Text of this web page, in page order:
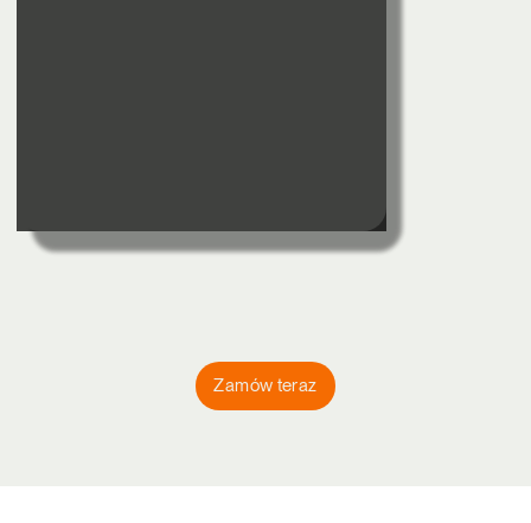
Zamów teraz